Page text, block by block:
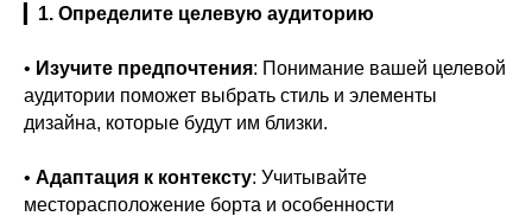
1. Определите целевую аудиторию
• Изучите предпочтения: Понимание вашей целевой
аудитории поможет выбрать стиль и элементы
дизайна, которые будут им близки.
• Адаптация к контексту: Учитывайте
месторасположение борта и особенности